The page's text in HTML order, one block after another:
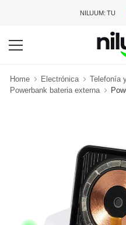
NILUUM: TU
Home Electrónica Telefonía
Powerbank bateria externa